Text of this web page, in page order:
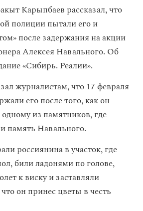
Карыпбаев рассказал, что
полиции пытали его и
после задержания на акции
Алексея Навального. Об
«Сибирь. Реалии».
журналистам, что 17 февраля
его после того, как он
из памятников, где
память Навального.
россиянина в участок, где
били ладонями по голове,
к виску и заставляли
он принес цветы в честь